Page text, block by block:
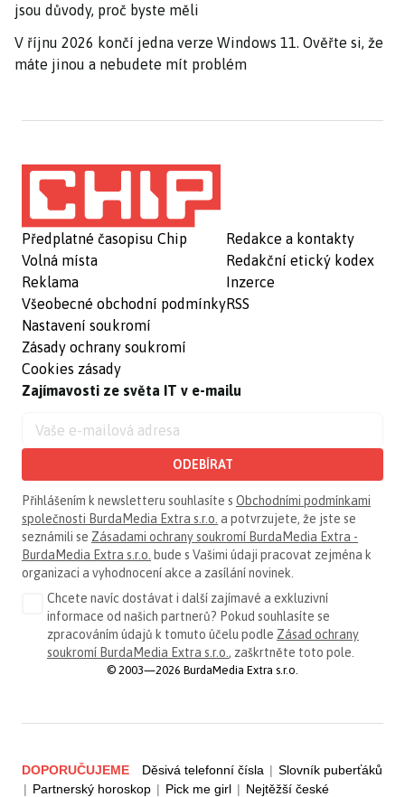
jsou důvody, proč byste měli
V říjnu 2026 končí jedna verze Windows 11. Ověřte si, že
máte jinou a nebudete mít problém
Předplatné časopisu Chip
Volná místa
Reklama
Všeobecné obchodní podmínky
Nastavení soukromí
Zásady ochrany soukromí
Cookies zásady
Redakce a kontakty
Redakční etický kodex
Inzerce
RSS
Zajímavosti ze světa IT v e-mailu
ODEBÍRAT
Přihlášením k newsletteru souhlasíte s Obchodními podmínkami
společnosti BurdaMedia Extra s.r.o. a potvrzujete, že jste se
seznámili se Zásadami ochrany soukromí BurdaMedia Extra -
BurdaMedia Extra s.r.o. bude s Vašimi údaji pracovat zejména k
organizaci a vyhodnocení akce a zasílání novinek.
Chcete navíc dostávat i další zajímavé a exkluzivní
informace od našich partnerů? Pokud souhlasíte se
zpracováním údajů k tomuto účelu podle Zásad ochrany
soukromí BurdaMedia Extra s.r.o. , zaškrtněte toto pole.
© 2003—2026 BurdaMedia Extra s.r.o.
DOPORUČUJEME Děsivá telefonní čísla | Slovník puberťáků
| Partnerský horoskop | Pick me girl | Nejtěžší české